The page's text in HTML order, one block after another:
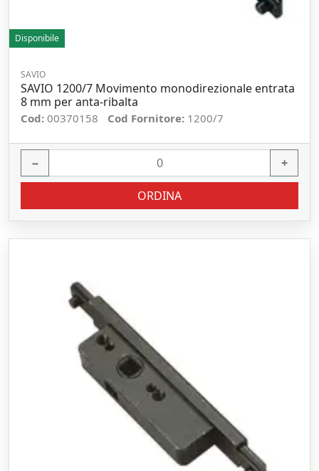
Disponibile
SAVIO
SAVIO 1200/7 Movimento monodirezionale entrata
8 mm per anta-ribalta
Cod: 00370158 Cod Fornitore: 1200/7
− +
ORDINA